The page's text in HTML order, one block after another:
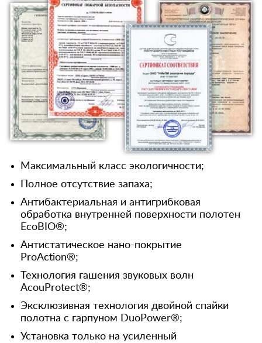
Максимальный класс экологичности;
Полное отсутствие запаха;
Антибактериальная и антигрибковая
обработка внутренней поверхности полотен
EcoBIO®;
Антистатическое нано-покрытие
ProAction®;
Технология гашения звуковых волн
AcouProtect®;
Эксклюзивная технология двойной спайки
полотна с гарпуном DuoPower®;
Установка только на усиленный